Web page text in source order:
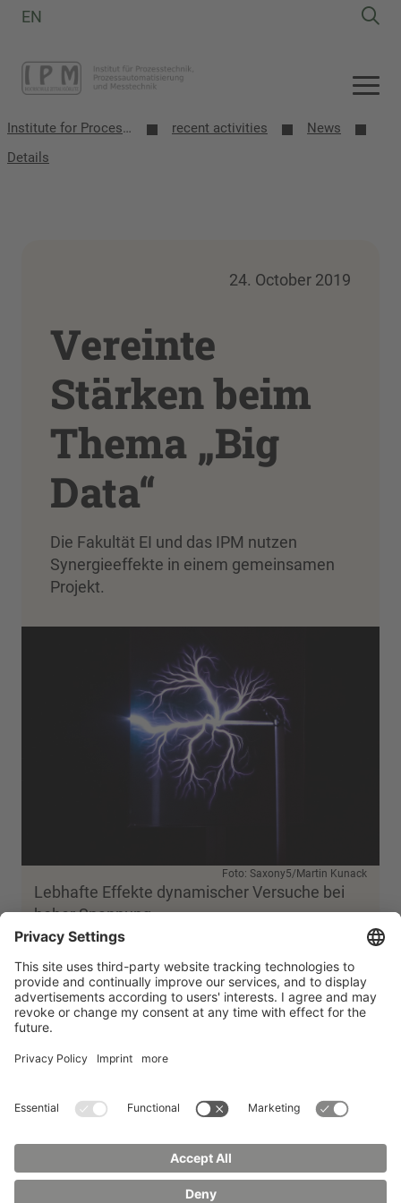
EN
Institute for Process Technology, Process Automation and Measurement Technology recent activities
News
Details
24. October 2019
Vereinte
Stärken beim
Thema „Big
Data“
Die Fakultät EI und das IPM nutzen
Synergieeffekte in einem gemeinsamen
Projekt.
Foto: Saxony5/Martin Kunack
Lebhafte Effekte dynamischer Versuche bei
hoher Spannung